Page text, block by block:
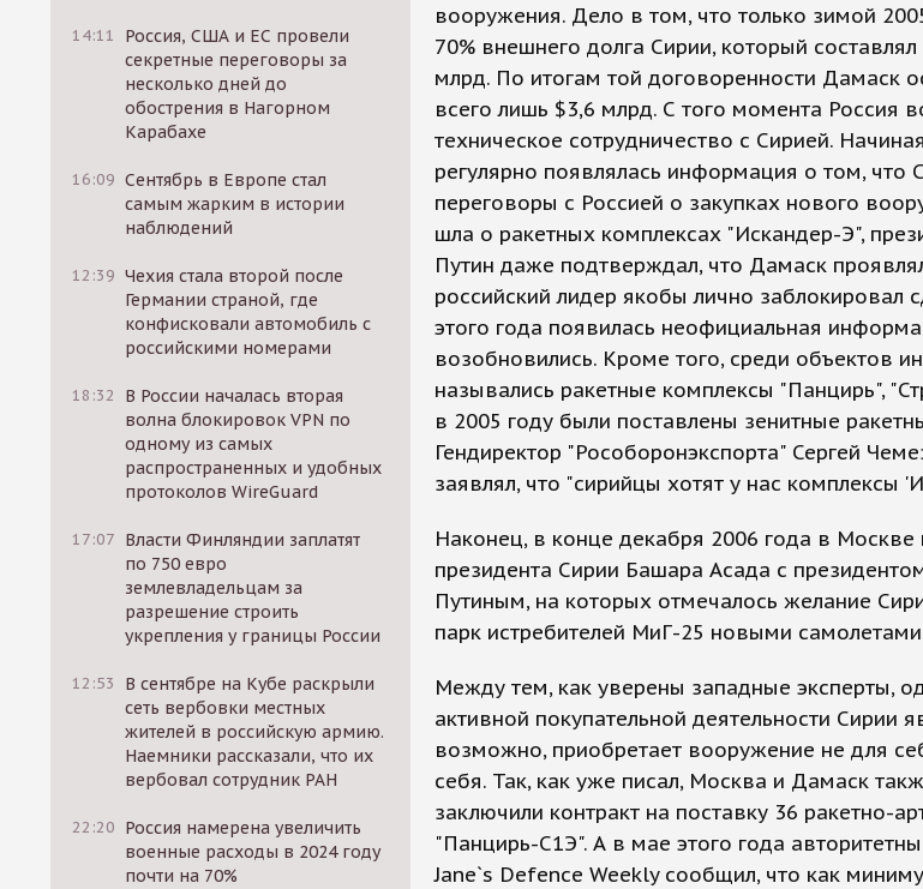
14:11
Россия, США и ЕС провели
секретные переговоры за
несколько дней до
обострения в Нагорном
Карабахе
16:09 Сентябрь в Европе стал
самым жарким в истории
наблюдений
12:39 Чехия стала второй после
Германии страной, где
конфисковали автомобиль с
российскими номерами
18:32
В России началась вторая
волна блокировок VPN по
одному из самых
распространенных и удобных
протоколов WireGuard
17:07 Власти Финляндии заплатят
по 750 евро
землевладельцам за
разрешение строить
укрепления у границы России
12:53
В сентябре на Кубе раскрыли
сеть вербовки местных
жителей в российскую армию.
Наемники рассказали, что их
вербовал сотрудник РАН
22:20 Россия намерена увеличить
военные расходы в 2024 году
почти на 70%
вооружения. Дело в том, что только зимой
70% внешнего долга Сирии, который
млрд. По итогам той договоренности Дамаск
всего лишь $3,6 млрд. С того момента Россия
техническое сотрудничество с Сирией.
регулярно появлялась информация о том, что
переговоры с Россией о закупках нового
шла о ракетных комплексах "Искандер-Э",
Путин даже подтверждал, что Дамаск
российский лидер якобы лично заблокировал
этого года появилась неофициальная
возобновились. Кроме того, среди объектов
назывались ракетные комплексы "Панцирь",
в 2005 году были поставлены зенитные
Гендиректор "Рособоронэкспорта" Сергей
заявлял, что "сирийцы хотят у нас комплексы
Наконец, в конце декабря 2006 года в
президента Сирии Башара Асада c
Путиным, на которых отмечалось желание
парк истребителей МиГ-25 новыми
Между тем, как уверены западные эксперты,
активной покупательной деятельности Сирии
возможно, приобретает вооружение не для
себя. Так, как уже писал, Москва и Дамаск
заключили контракт на поставку 36 ракетно-
"Панцирь-С1Э". А в мае этого года
Jane`s Defence Weekly сообщил, что как